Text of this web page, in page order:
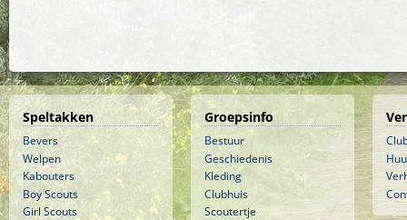
Speltakken
Bevers
Welpen
Kabouters
Boy Scouts
Girl Scouts
Groepsinfo
Bestuur
Geschiedenis
Kleding
Clubhuis
Scoutertje